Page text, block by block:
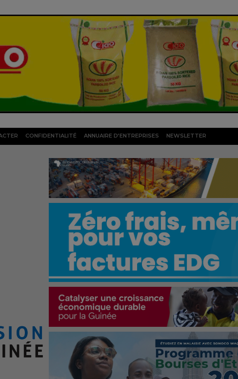
CONFIDENTIALITÉ ANNUAIRE D’ENTREPRISES NEWSLETTER